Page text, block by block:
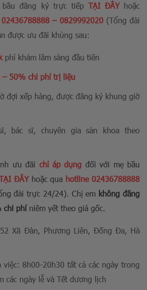
đăng ký trực tiếp TẠI ĐÂY hoặc
02436788888 – 0829992020 (Tổng đài
được ưu đãi khủng sau:
phí khám lâm sàng đầu tiên
– 50% chi phí trị liệu
đợi xếp hàng, được đăng ký khung giờ
bác sĩ, chuyên gia sản khoa theo
ưu đãi chỉ áp dụng đối với mẹ bầu
ĐÂY hoặc qua hotline02436788888
đài trực 24/24). Chị em không đăng
chi phíniêm yết theo giá gốc.
Xã Đàn, Phương Liên, Đống Đa, Hà
việc: 8h00-20h30 tất cả các ngày trong
các ngày lễ và Tết dương lịch